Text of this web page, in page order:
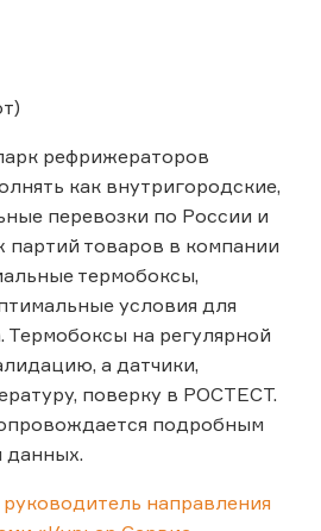
рефрижераторов
как внутригородские,
перевозки по России и
товаров в компании
термобоксы,
условия для
Термобоксы на регулярной
а датчики,
поверку в РОСТЕСТ.
подробным
данных.
направления